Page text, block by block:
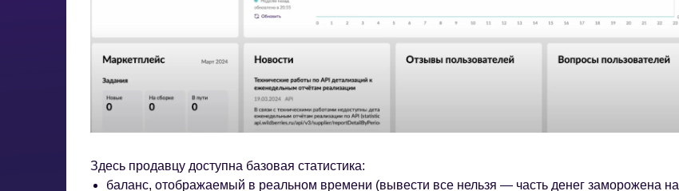
Здесь продавцу доступна базовая статистика:
баланс, отображаемый в реальном времени (вывести все нельзя — часть денег заморожена на